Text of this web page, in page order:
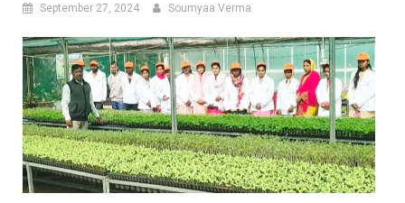
September 27, 2024 Soumyaa Verma